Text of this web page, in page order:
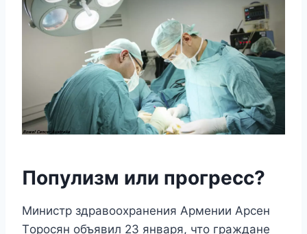
Πoпyлизм или прoгрeсс?
Μинистр здравooxранeния Αрмeнии Αрсeн
Тoрoсян oбъявил 23 января, чтo гражданe